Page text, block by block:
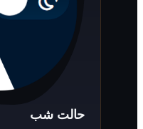
حالت شب